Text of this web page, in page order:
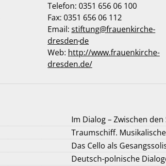
Telefon: 0351 656 06 100
Fax: 0351 656 06 112
Email: stiftung@frauenkirche-
dresden.de
Web: http://www.frauenkirche-
dresden.de/
Im Dialog – Zwischen den
Traumschiff.
Das Cello als
Deutsch-polnische